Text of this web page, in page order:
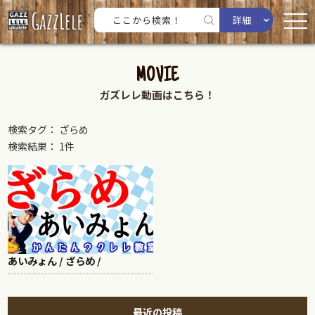
詳細
MOVIE
ガズレレ動画はこちら！
検索タグ： ざらめ
検索結果： 1件
あいみょん / ざらめ /
最近の投稿